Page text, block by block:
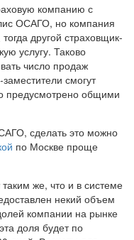
компанию с
ОСАГО, но компания
другой страховщик-
услугу. Таково
число продаж
смогут
предусмотрено общими
сделать это можно
по Москве проще
же, что и в системе
некий объем
компании на рынке
доля будет по